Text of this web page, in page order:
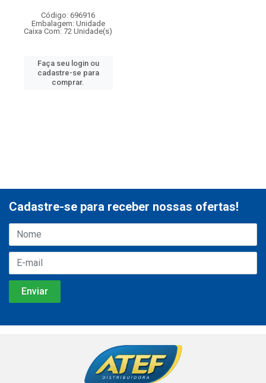
Código: 696916
Embalagem: Unidade
Caixa Com: 72 Unidade(s)
Faça seu login ou
cadastre-se para
comprar.
Cadastre-se para receber nossas ofertas!